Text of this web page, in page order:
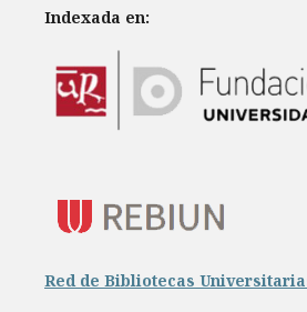
Indexada en:
Red de Bibliotecas